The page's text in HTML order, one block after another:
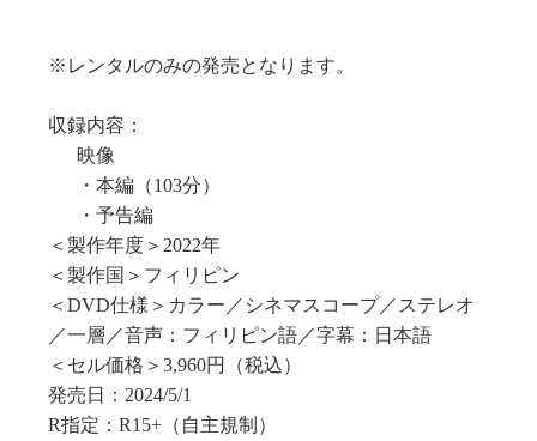
※レンタルのみの発売となります。
収録内容：
映像
・本編（103分）
・予告編
＜製作年度＞2022年
＜製作国＞フィリピン
＜DVD仕様＞カラー／シネマスコープ／ステレオ
／一層／音声：フィリピン語／字幕：日本語
＜セル価格＞3,960円（税込）
発売日：2024/5/1
R指定：R15+（自主規制）